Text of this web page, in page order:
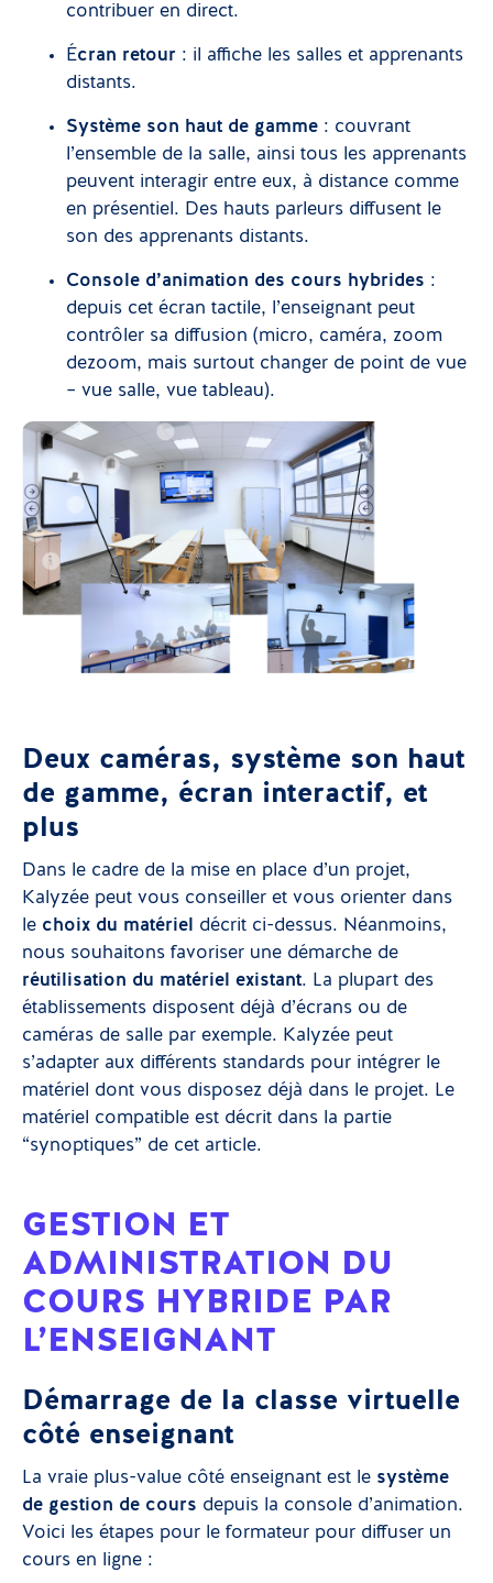
contribuer en direct.
Écran retour : il affiche les salles et apprenants
distants.
Système son haut de gamme : couvrant
l’ensemble de la salle, ainsi tous les apprenants
peuvent interagir entre eux, à distance comme
en présentiel. Des hauts parleurs diffusent le
son des apprenants distants.
Console d’animation des cours hybrides :
depuis cet écran tactile, l’enseignant peut
contrôler sa diffusion (micro, caméra, zoom
dezoom, mais surtout changer de point de vue
– vue salle, vue tableau).
Deux caméras, système son haut
de gamme, écran interactif, et
plus
Dans le cadre de la mise en place d’un projet,
Kalyzée peut vous conseiller et vous orienter dans
le choix du matériel décrit ci-dessus. Néanmoins,
nous souhaitons favoriser une démarche de
réutilisation du matériel existant. La plupart des
établissements disposent déjà d’écrans ou de
caméras de salle par exemple. Kalyzée peut
s’adapter aux différents standards pour intégrer le
matériel dont vous disposez déjà dans le projet. Le
matériel compatible est décrit dans la partie
“synoptiques” de cet article.
GESTION ET
ADMINISTRATION DU
COURS HYBRIDE PAR
L’ENSEIGNANT
Démarrage de la classe virtuelle
côté enseignant
La vraie plus-value côté enseignant est le système
de gestion de cours depuis la console d’animation.
Voici les étapes pour le formateur pour diffuser un
cours en ligne :